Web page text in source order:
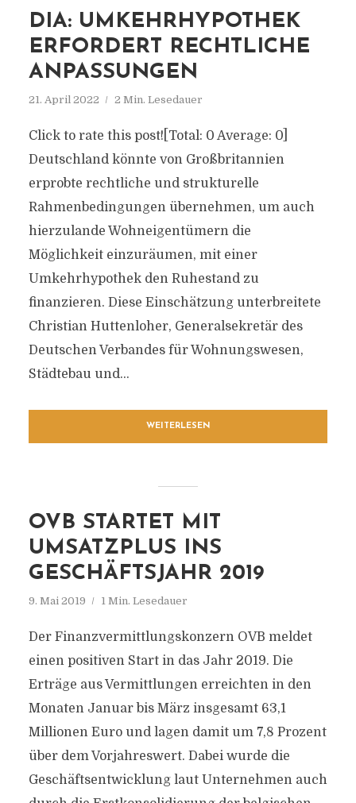
DIA: UMKEHRHYPOTHEK
ERFORDERT RECHTLICHE
ANPASSUNGEN
21. April 2022 2 Min. Lesedauer
Click to rate this post![Total: 0 Average: 0]
Deutschland könnte von Großbritannien
erprobte rechtliche und strukturelle
Rahmenbedingungen übernehmen, um auch
hierzulande Wohneigentümern die
Möglichkeit einzuräumen, mit einer
Umkehrhypothek den Ruhestand zu
finanzieren. Diese Einschätzung unterbreitete
Christian Huttenloher, Generalsekretär des
Deutschen Verbandes für Wohnungswesen,
Städtebau und...
WEITERLESEN
OVB STARTET MIT
UMSATZPLUS INS
GESCHÄFTSJAHR 2019
9. Mai 2019 1 Min. Lesedauer
Der Finanzvermittlungskonzern OVB meldet
einen positiven Start in das Jahr 2019. Die
Erträge aus Vermittlungen erreichten in den
Monaten Januar bis März insgesamt 63,1
Millionen Euro und lagen damit um 7,8 Prozent
über dem Vorjahreswert. Dabei wurde die
Geschäftsentwicklung laut Unternehmen auch